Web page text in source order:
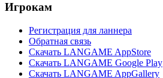
Игрокам
Регистрация для ланнера
Обратная связь
Скачать LANGAME AppStore
Скачать LANGAME Google Play
Скачать LANGAME AppGallery